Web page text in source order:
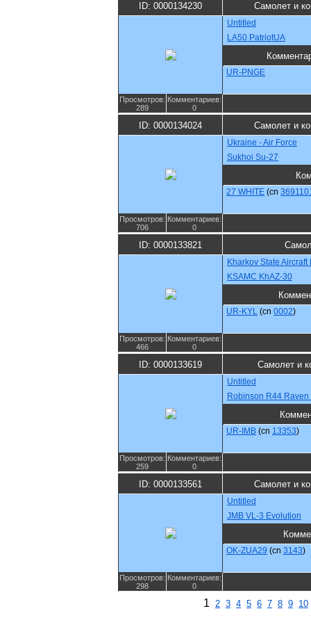
ID: 0000134230 Самолет и
Untitled
LA50 PatriotUA
UR-PNGE
Просмотров:
289
Комментариев:
0
ID: 0000134024 Самолет и
Ukraine - Air Force
Sukhoi Su-27
27 WHITE (cn
Просмотров:
706
Комментариев:
0
ID: 0000133821
Kharkov State
KSAMC KhAZ-30
UR-KYL (cn 0002)
Просмотров:
466
Комментариев:
0
ID: 0000133619 Самолет и
Untitled
Robinson R44 Raven
UR-IMB (cn 13353)
Просмотров:
259
Комментариев:
0
ID: 0000133561 Самолет и
Untitled
JMB VL-3 Evolution
OK-ZUA29 (cn 3143)
Просмотров:
298
Комментариев:
0
1 2 3 4 5 6 7 8 9 10